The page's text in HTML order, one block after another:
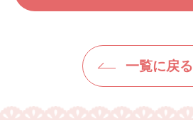
一覧に戻る